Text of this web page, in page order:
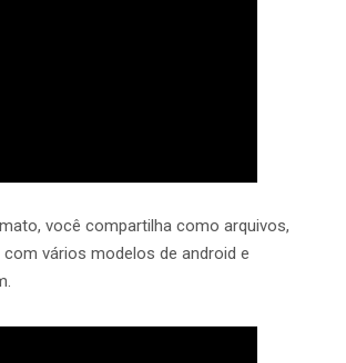
você compartilha como arquivos,
vários modelos de android e